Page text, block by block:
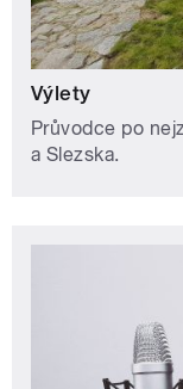
Výlety
Průvodce po
a Slezska.